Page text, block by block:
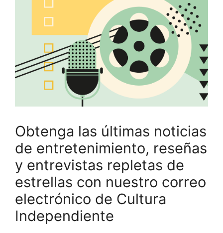
Obtenga las últimas noticias
de entretenimiento, reseñas
y entrevistas repletas de
estrellas con nuestro correo
electrónico de Cultura
Independiente